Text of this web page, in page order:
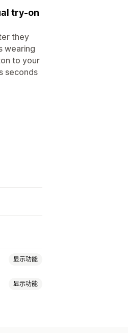
try-on
they
wearing
to your
seconds
显示功能
显示功能